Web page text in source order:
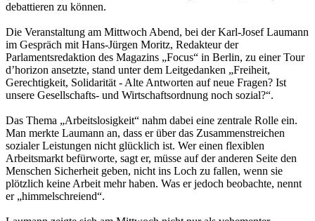
debattieren zu können.
Die Veranstaltung am Mittwoch Abend, bei der Karl-Josef Laumann
im Gespräch mit Hans-Jürgen Moritz, Redakteur der
Parlamentsredaktion des Magazins „Focus“ in Berlin, zu einer Tour
d’horizon ansetzte, stand unter dem Leitgedanken „Freiheit,
Gerechtigkeit, Solidarität - Alte Antworten auf neue Fragen? Ist
unsere Gesellschafts- und Wirtschaftsordnung noch sozial?“.
Das Thema „Arbeitslosigkeit“ nahm dabei eine zentrale Rolle ein.
Man merkte Laumann an, dass er über das Zusammenstreichen
sozialer Leistungen nicht glücklich ist. Wer einen flexiblen
Arbeitsmarkt befürworte, sagt er, müsse auf der anderen Seite den
Menschen Sicherheit geben, nicht ins Loch zu fallen, wenn sie
plötzlich keine Arbeit mehr haben. Was er jedoch beobachte, nennt
er „himmelschreiend“.